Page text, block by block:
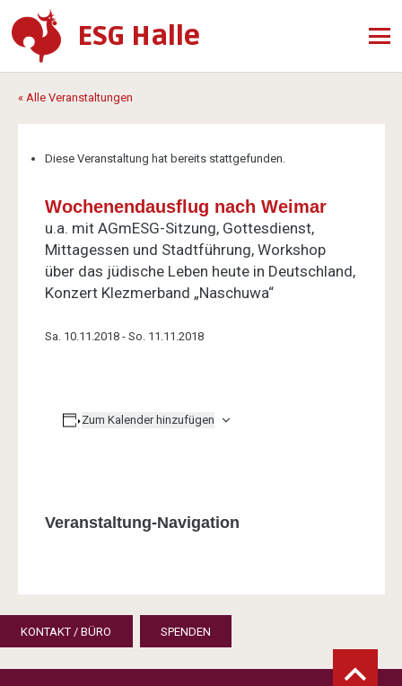
ESG Halle
« Alle Veranstaltungen
Diese Veranstaltung hat bereits stattgefunden.
Wochenendausflug nach Weimar
u.a. mit AGmESG-Sitzung, Gottesdienst,
Mittagessen und Stadtführung, Workshop
über das jüdische Leben heute in Deutschland,
Konzert Klezmerband „Naschuwa“
Sa. 10.11.2018- So. 11.11.2018
Zum Kalender hinzufügen
Veranstaltung-Navigation
KONTAKT / BÜRO SPENDEN